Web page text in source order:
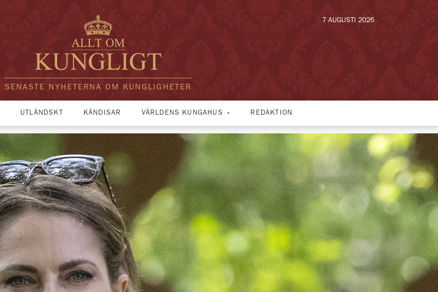
SENASTE NYHETERNA OM KUNGLIGHETER
7 AUGUSTI 2026
UTLÄNDSKT KÄNDISAR VÄRLDENS KUNGAHUS REDAKTION